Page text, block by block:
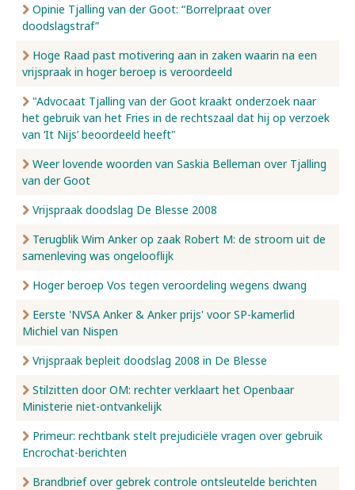
Opinie Tjalling van der Goot: “Borrelpraat over
doodslagstraf”
Hoge Raad past motivering aan in zaken waarin na een
vrijspraak in hoger beroep is veroordeeld
"Advocaat Tjalling van der Goot kraakt onderzoek naar
het gebruik van het Fries in de rechtszaal dat hij op verzoek
van ‘It Nijs’ beoordeeld heeft"
Weer lovende woorden van Saskia Belleman over Tjalling
van der Goot
Vrijspraak doodslag De Blesse 2008
Terugblik Wim Anker op zaak Robert M: de stroom uit de
samenleving was ongelooflijk
Hoger beroep Vos tegen veroordeling wegens dwang
Eerste 'NVSA Anker & Anker prijs' voor SP-kamerlid
Michiel van Nispen
Vrijspraak bepleit doodslag 2008 in De Blesse
Stilzitten door OM: rechter verklaart het Openbaar
Ministerie niet-ontvankelijk
Primeur: rechtbank stelt prejudiciële vragen over gebruik
Encrochat-berichten
Brandbrief over gebrek controle ontsleutelde berichten